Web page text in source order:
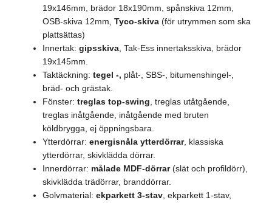
19x146mm, brädor 18x190mm, spånskiva 12mm,
OSB-skiva 12mm, Tyco-skiva (för utrymmen som ska
plattsättas)
Innertak: gipsskiva , Tak-Ess innertaksskiva, brädor
19x145mm.
Taktäckning: tegel -, plåt-, SBS-, bitumenshingel-,
bräd- och grästak.
Fönster: treglas top-swing , treglas utåtgående,
treglas inåtgående, inåtgående med bruten
köldbrygga, ej öppningsbara.
Ytterdörrar: energisnåla ytterdörrar, klassiska
ytterdörrar, skivklädda dörrar.
Innerdörrar: målade MDF-dörrar(slät och profildörr),
skivklädda trädörrar, branddörrar.
Golvmaterial: ekparkett 3-stav , ekparkett 1-stav,